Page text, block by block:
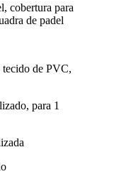
cobertura para
de padel
de PVC,
para 1